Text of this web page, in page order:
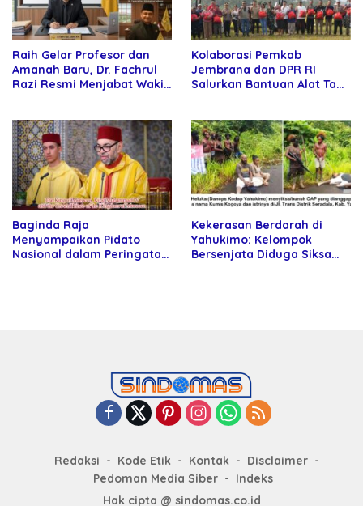
Raih Gelar Profesor dan
Amanah Baru, Dr. Fachrul
Razi Resmi Menjabat Wakil
Kolaborasi Pemkab
Jembrana dan DPR RI
Salurkan Bantuan Alat Tani
Baginda Raja
Menyampaikan Pidato
Nasional dalam Peringatan
Kekerasan Berdarah di
Yahukimo: Kelompok
Bersenjata Diduga Siksa
Redaksi Kode Etik Kontak
Disclaimer
Pedoman Media Siber
Indeks
Hak cipta @ sindomas.co.id